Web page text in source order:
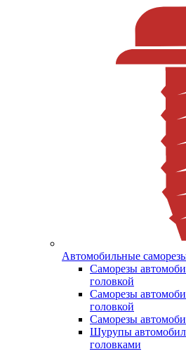
Автомобильные
Саморезы
головкой
Саморезы
головкой
Саморезы
Шурупы
головками